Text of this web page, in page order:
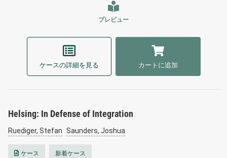
プレビュー
ケースの詳細を見る カートに追加
Helsing: In Defense of Integration
Ruediger, Stefan Saunders, Joshua
ケース 新着ケース